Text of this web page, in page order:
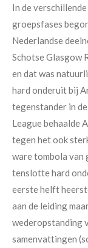
In de
groepsfases
Nederlandse
Schotse Glasgow
en dat was
hard onderuit bij
tegenstander in
League behaalde
tegen het ook
ware tombola van
tenslotte hard
eerste helft
aan de leiding
wederopstanding
samenvattingen